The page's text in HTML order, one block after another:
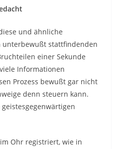
und ähnliche
stattfindenden
einer Sekunde
Informationen
Prozess bewußt gar nicht
denn steuern kann.
Ohr registriert, wie in